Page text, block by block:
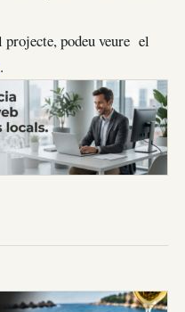
projecte, podeu veure el
.